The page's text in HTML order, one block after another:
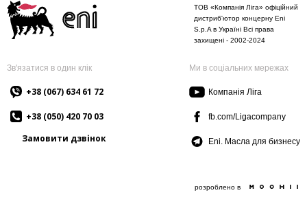
ТОВ «Компанія Ліга» офіційний
дистриб'ютор концерну Eni
S.p.A в Україні Всі права
захищені - 2002-2024
Зв'язатися в один клік
+38 (067) 634 61 72
+38 (050) 420 70 03
Замовити дзвінок
Ми в соціальних мережах
Компанія Ліга
fb.com/Ligacompany
Eni. Масла для бизнесу
розроблено в